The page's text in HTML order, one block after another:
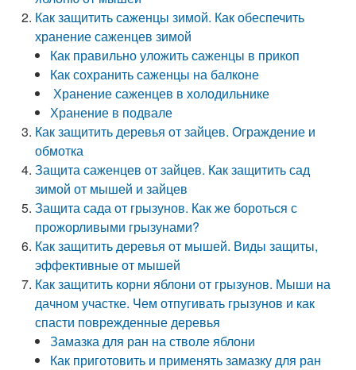
Как защитить саженцы зимой. Как обеспечить
хранение саженцев зимой
Как правильно уложить саженцы в прикоп
Как сохранить саженцы на балконе
Хранение саженцев в холодильнике
Хранение в подвале
Как защитить деревья от зайцев. Ограждение и
обмотка
Защита саженцев от зайцев. Как защитить сад
зимой от мышей и зайцев
Защита сада от грызунов. Как же бороться с
прожорливыми грызунами?
Как защитить деревья от мышей. Виды защиты,
эффективные от мышей
Как защитить корни яблони от грызунов. Мыши на
дачном участке. Чем отпугивать грызунов и как
спасти поврежденные деревья
Замазка для ран на стволе яблони
Как приготовить и применять замазку для ран